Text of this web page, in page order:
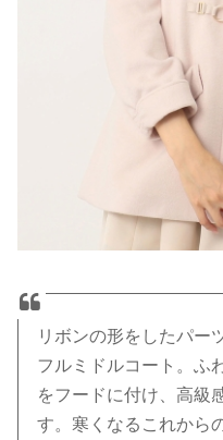
リボンの形をしたパー
フルミドルコート。ふ
をフードに付け、高級
す。寒くなるこれから